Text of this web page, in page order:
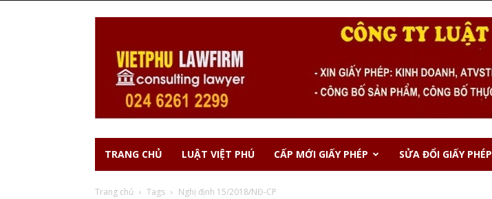
TRANG CHỦ LUẬT VIỆT PHÚ CẤP MỚI GIẤY PHÉP SỬA ĐỔI GIẤY PHÉP
Trang chủ Tags Nghị định 15/2018/NĐ-CP